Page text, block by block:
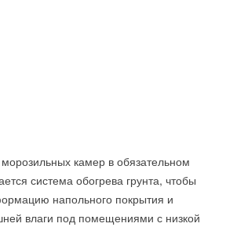
камер в обязательном
система обогрева грунта, чтобы
напольного покрытия и
влаги под помещениями с низкой